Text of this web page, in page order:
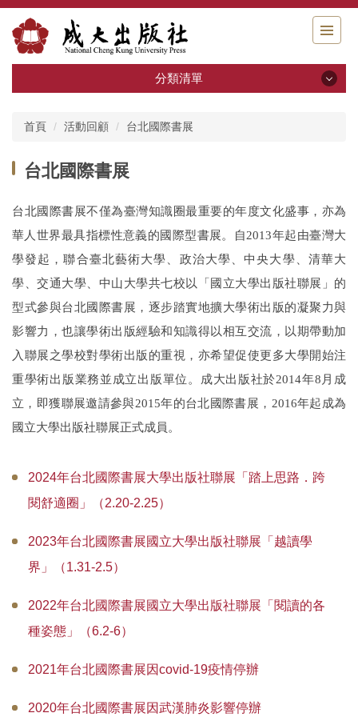
跳
到
主
要
容
分類清單
關於我們
書籍分類
系列叢書
活動回顧
電子書區
出版快訊
組織成員
首頁 活動回顧 台北國際書展
台北國際書展
台北國際書展不僅為臺灣知識圈最重要的年度文化盛事，亦為
華人世界最具指標性意義的國際型書展。自2013年起由臺灣大
學發起，聯合臺北藝術大學、政治大學、中央大學、清華大
學、交通大學、中山大學共七校以「國立大學出版社聯展」的
型式參與台北國際書展，逐步踏實地擴大學術出版的凝聚力與
影響力，也讓學術出版經驗和知識得以相互交流，以期帶動加
入聯展之學校對學術出版的重視，亦希望促使更多大學開始注
重學術出版業務並成立出版單位。成大出版社於2014年8 月成
立，即獲聯展邀請參與2015年的台北國際書展， 2016年起成為
國立大學出版社聯展正式成員。
2024年台北國際書展大學出版社聯展「踏上思路．跨
閱舒適圈」（2.20-2.25）
2023年台北國際書展國立大學出版社聯展「越讀學
界」（1.31-2.5）
2022年台北國際書展國立大學出版社聯展「閱讀的各
種姿態」（6.2-6）
2021年台北國際書展因covid-19疫情停辦
2020年台北國際書展因武漢肺炎影響停辦